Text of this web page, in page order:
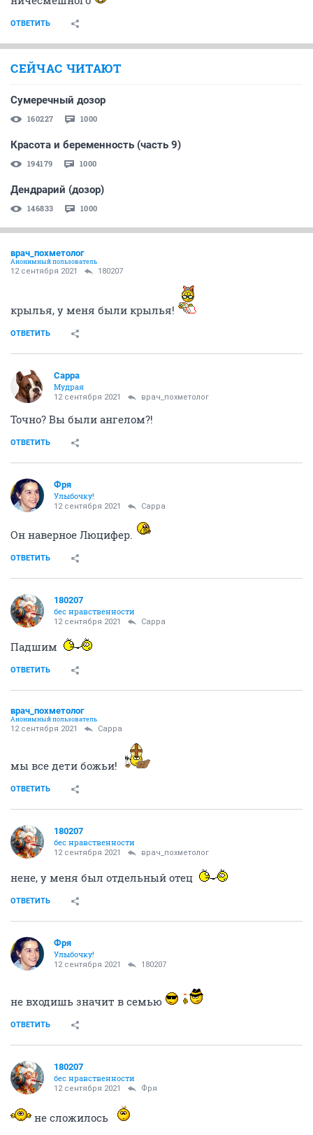
ОТВЕТИТЬ
СЕЙЧАС ЧИТАЮТ
Сумеречный дозор
160227 1000
Красота и беременность (часть 9)
194179 1000
Дендрарий (дозор)
146833 1000
врач_похметолог
Анонимный пользователь
12 сентября 2021 180207
крылья, у меня были крылья!
ОТВЕТИТЬ
Сарра
Мудрая
12 сентября 2021 врач_похметолог
Точно? Вы были ангелом?!
ОТВЕТИТЬ
Фря
Улыбочку!
12 сентября 2021 Сарра
Он наверное Люцифер.
ОТВЕТИТЬ
180207
бес нравственности
12 сентября 2021 Сарра
Падшим
ОТВЕТИТЬ
врач_похметолог
Анонимный пользователь
12 сентября 2021 Сарра
мы все дети божьи!
ОТВЕТИТЬ
180207
бес нравственности
12 сентября 2021 врач_похметолог
нене, у меня был отдельный отец
ОТВЕТИТЬ
Фря
Улыбочку!
12 сентября 2021 180207
не входишь значит в семью
ОТВЕТИТЬ
180207
бес нравственности
12 сентября 2021 Фря
не сложилось